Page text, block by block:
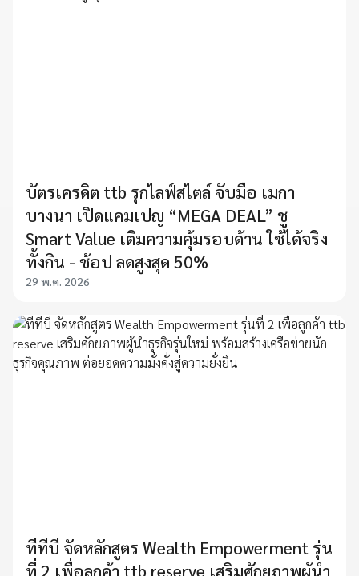
บัตรเครดิต ttb รุกไลฟ์สไตล์ จับมือ เมกา
บางนา เปิดแคมเปญ “MEGA DEAL” ชู
Smart Value เติมความคุ้มรอบด้าน ใช้ได้จริง
ทั้งกิน - ช้อป ลดสูงสุด 50%
29 พ.ค. 2026
ทีทีบี จัดหลักสูตร Wealth Empowerment รุ่น
ที่ 2 เพื่อลูกค้า ttb reserve เสริมศักยภาพผู้นำ